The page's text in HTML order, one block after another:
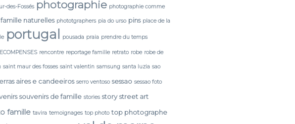
des-Fossés photographie photographie comme
naturelles phototgraphers pia do urso pins place de la
portugal pousada praia prendre du temps
rencontre reportage famille retrato robe robe de
saint maur des fosses saint valentin samsung santa luzia sao
aires e candeeiros serro ventoso sessao sessao foto
souvenirs de famille stories story street art
famille tavira temoignages top photo top photographe